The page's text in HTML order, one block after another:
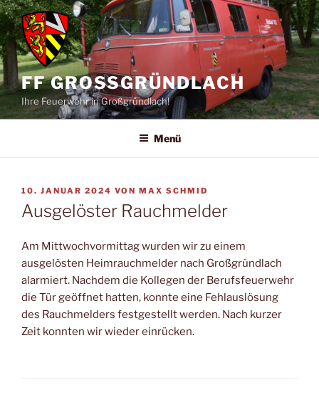
Zum
Inhalt
springen
FF GROSSGRÜNDLACH
Ihre Feuerwehr in Großgründlach!
Menü
VERÖFFENTLICHT
AM
10. JANUAR 2024 VON MAX SCHMID
Ausgelöster Rauchmelder
Am Mittwochvormittag wurden wir zu einem
ausgelösten Heimrauchmelder nach Großgründlach
alarmiert. Nachdem die Kollegen der Berufsfeuerwehr
die Tür geöffnet hatten, konnte eine Fehlauslösung
des Rauchmelders festgestellt werden. Nach kurzer
Zeit konnten wir wieder einrücken.